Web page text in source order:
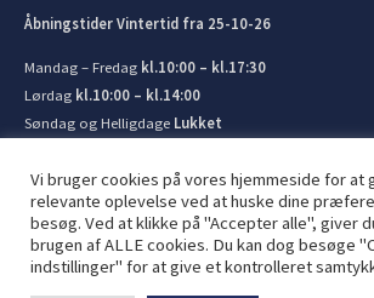
Åbningstider Vintertid fra 25-10-26
Mandag – Fredag kl.10:00 – kl.17:30
Lørdag kl.10:00 – kl.14:00
Søndag og Helligdage Lukket
© 2026 Kronborg Marine og Bådudstyr.
Vi bruger cookies på vores hjemmeside for at
relevante oplevelse ved at huske dine
besøg. Ved at klikke på "Accepter alle", giver
brugen af ​​ALLE cookies. Du kan dog besøge
indstillinger" for at give et kontrolleret